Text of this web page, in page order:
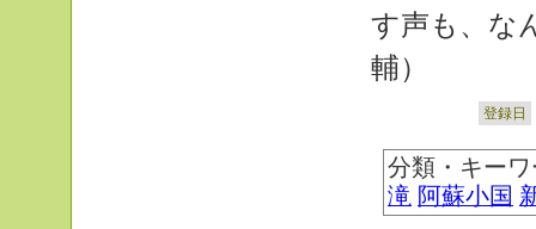
す声も、な
輔）
登録日
分類・キー
滝 阿蘇小国